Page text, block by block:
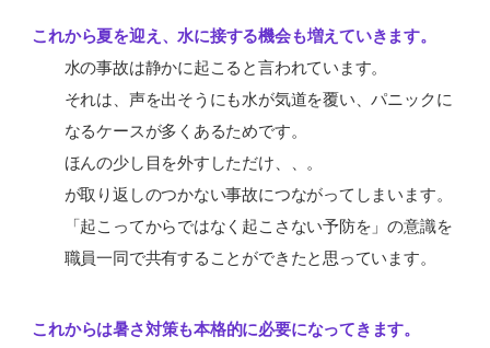
これから夏を迎え、水に接する機会も増えていきます。
水の事故は静かに起こると言われています。
それは、声を出そうにも水が気道を覆い、パニックに
なるケースが多くあるためです。
ほんの少し目を外すしただけ、、。
が取り返しのつかない事故につながってしまいます。
「起こってからではなく起こさない予防を」の意識を
職員一同で共有することができたと思っています。
これからは暑さ対策も本格的に必要になってきます。